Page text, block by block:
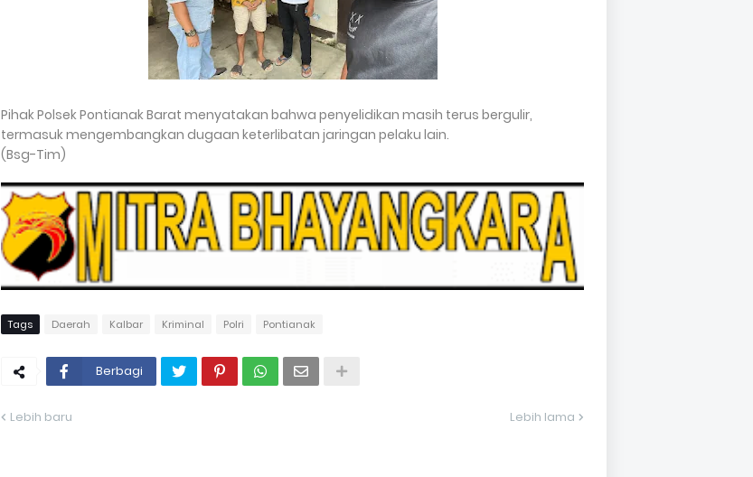
Pihak Polsek Pontianak Barat menyatakan bahwa penyelidikan masih terus bergulir,
termasuk mengembangkan dugaan keterlibatan jaringan pelaku lain.
(Bsg-Tim)
Tags Daerah Kalbar Kriminal Polri Pontianak
Berbagi
Lebih baru Lebih lama